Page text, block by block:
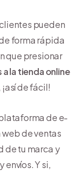
pueden
forma rápida
que presionar
la tienda online
de fácil!
de e-
de ventas
de tu marca y
Y si,